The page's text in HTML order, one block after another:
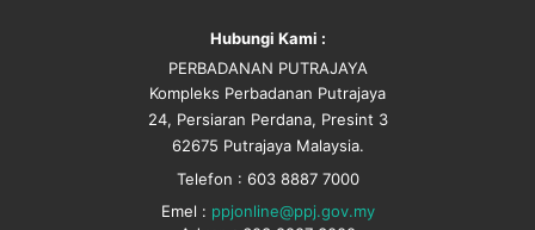
Hubungi Kami :
PERBADANAN PUTRAJAYA
Kompleks Perbadanan Putrajaya
24, Persiaran Perdana, Presint 3
62675 Putrajaya Malaysia.
Telefon : 603 8887 7000
Emel : ppjonline@ppj.gov.my